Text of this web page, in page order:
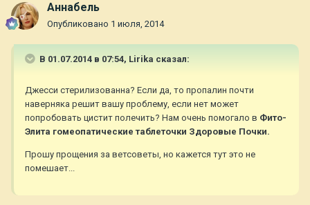
Aннaбель
Опубликовано 1 июля, 2014
В 01.07.2014 в 07:54, Lirika сказал:
Джесси стерилизованна? Если да, то пропалин почти
наверняка решит вашу проблему, если нет может
попробовать цистит полечить? Нам очень помогало в Фито-
Элита гомеопатические таблеточки Здоровые Почки.
Прошу прощения за ветсоветы, но кажется тут это не
помешает...